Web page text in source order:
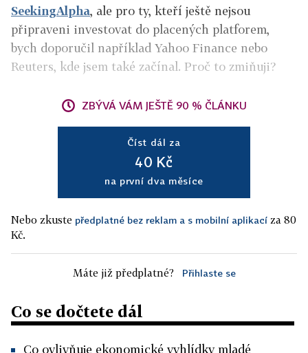
SeekingAlpha, ale pro ty, kteří ještě nejsou
připraveni investovat do placených platforem,
bych doporučil například Yahoo Finance nebo
Reuters, kde jsem také začínal. Proč to zmiňuji?
ZBÝVÁ VÁM JEŠTĚ 90 % ČLÁNKU
Číst dál za
40 Kč
na první dva měsíce
Nebo zkuste předplatné bez reklam a s mobilní aplikací za 80
Kč.
Máte již předplatné? Přihlaste se
Co se dočtete dál
Co ovlivňuje ekonomické vyhlídky mladé